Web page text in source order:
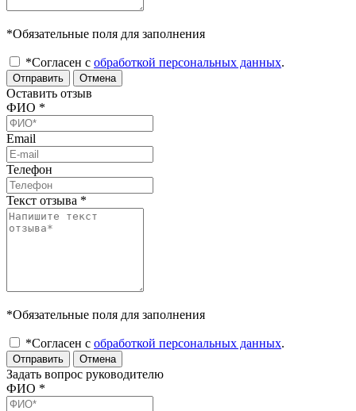
*Обязательные поля для заполнения
*Согласен с обработкой персональных данных.
Отправить Отмена
Оставить отзыв
ФИО *
Email
Телефон
Текст отзыва *
*Обязательные поля для заполнения
*Согласен с обработкой персональных данных.
Отправить Отмена
Задать вопрос руководителю
ФИО *